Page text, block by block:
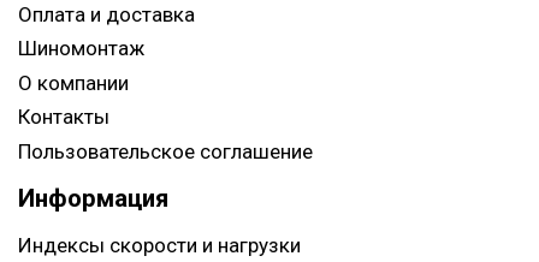
Оплата и доставка
Шиномонтаж
О компании
Контакты
Пользовательское соглашение
Информация
Индексы скорости и нагрузки